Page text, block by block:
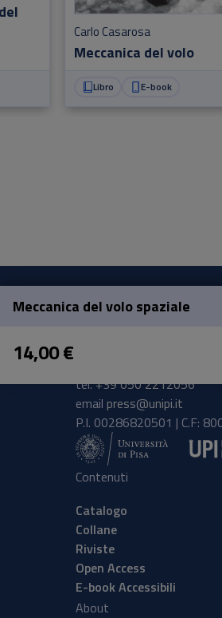
Meccanica del volo
Carlo Casarosa
Libro E-book
Meccanica del volo spaziale
14,00 €
tel.+39 050 2212056
email press@unipi.it
P.I. 00286820501 | C.F:
Contenuti
Catalogo
Collane
Riviste
Open Access
E-book Accessibili
About